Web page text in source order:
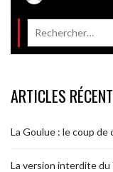
ARTICLES
La Goulue : le coup
La version interdite du